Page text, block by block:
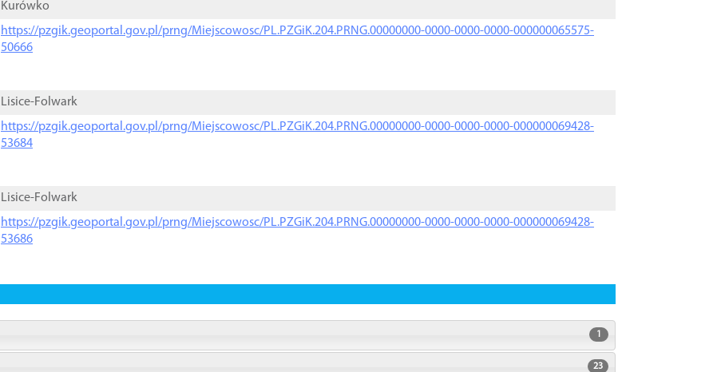
Kurówko
https://pzgik.geoportal.gov.pl/prng/Miejscowosc/PL.PZGiK.204.PRNG.00000000-0000-0000-0000-000000065575-
50666
Lisice-Folwark
https://pzgik.geoportal.gov.pl/prng/Miejscowosc/PL.PZGiK.204.PRNG.00000000-0000-0000-0000-000000069428-
53684
Lisice-Folwark
https://pzgik.geoportal.gov.pl/prng/Miejscowosc/PL.PZGiK.204.PRNG.00000000-0000-0000-0000-000000069428-
53686
1
23